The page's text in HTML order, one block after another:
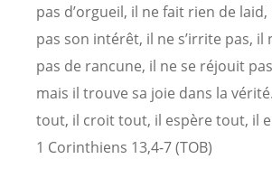
pas d’orgueil, il ne fait rien de
pas son intérêt, il ne s’irrite pas, il
pas de rancune, il ne se réjouit
mais il trouve sa joie dans la
tout, il croit tout, il espère tout, il
1 Corinthiens 13,4-7 (TOB)